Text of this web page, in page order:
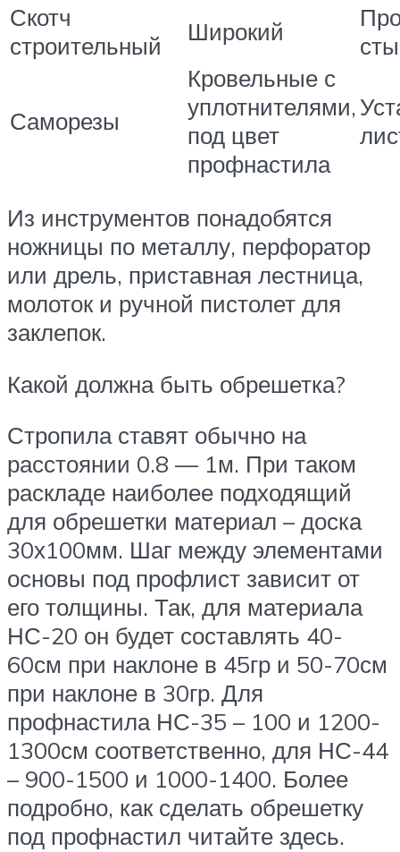
Скотч
строительный
Широкий
Саморезы
Кровельные с
уплотнителями,
под цвет
профнастила
Из инструментов понадобятся
ножницы по металлу, перфоратор
или дрель, приставная лестница,
молоток и ручной пистолет для
заклепок.
Какой должна быть обрешетка?
Стропила ставят обычно на
расстоянии 0.8 — 1м. При таком
раскладе наиболее подходящий
для обрешетки материал – доска
30х100мм. Шаг между элементами
основы под профлист зависит от
его толщины. Так, для материала
НС-20 он будет составлять 40-
60см при наклоне в 45гр и 50-70см
при наклоне в 30гр. Для
профнастила НС-35 – 100 и 1200-
1300см соответственно, для НС-44
– 900-1500 и 1000-1400. Более
подробно, как сделать обрешетку
под профнастил читайте здесь.